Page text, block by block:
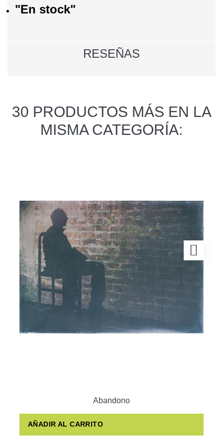
"En stock"
RESEÑAS
30 PRODUCTOS MÁS EN LA
MISMA CATEGORÍA:
Abandono
AÑADIR AL CARRITO